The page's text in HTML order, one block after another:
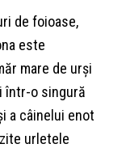
de foioase,
este
mare de urși
într-o singură
a câinelui enot
urletele